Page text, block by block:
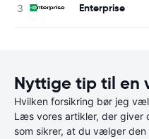
Enterprise
Nyttige tip til en
Hvilken forsikring bør jeg
Læs vores artikler, der giver
som sikrer, at du vælger